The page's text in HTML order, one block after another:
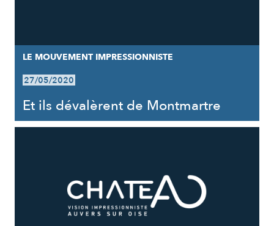
LE MOUVEMENT IMPRESSIONNISTE
27/05/2020
Et ils dévalèrent de Montmartre